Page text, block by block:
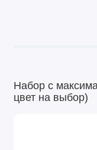
Набор с
цвет на выбор)